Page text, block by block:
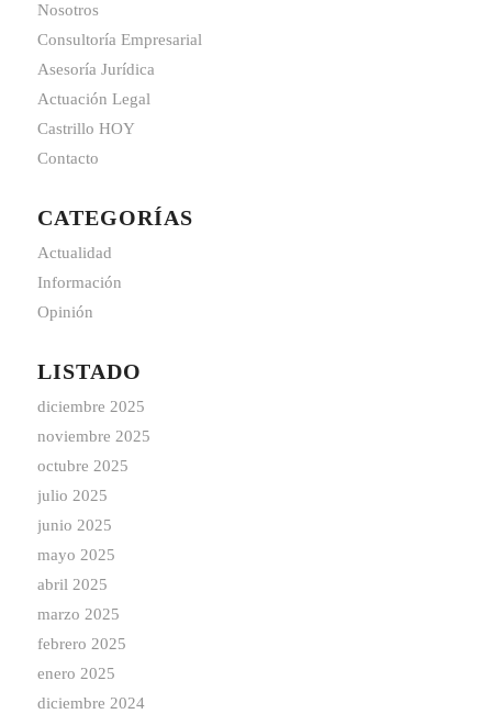
Nosotros
Consultoría Empresarial
Asesoría Jurídica
Actuación Legal
Castrillo HOY
Contacto
CATEGORÍAS
Actualidad
Información
Opinión
LISTADO
diciembre 2025
noviembre 2025
octubre 2025
julio 2025
junio 2025
mayo 2025
abril 2025
marzo 2025
febrero 2025
enero 2025
diciembre 2024